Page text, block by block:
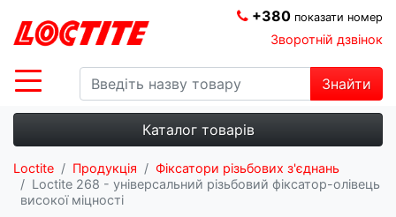
Знайти
+380 показати номер
Зворотній дзвінок
Каталог товарів
Loctite Продукція
Фіксатори різьбових з'єднань
Loctite 268 - універсальний різьбовий фіксатор-олівець
високої міцності